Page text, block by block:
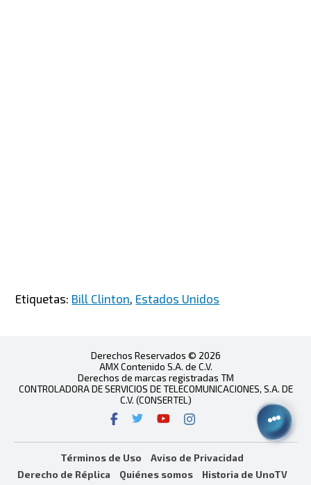
Etiquetas: Bill Clinton, Estados Unidos
Derechos Reservados © 2026
AMX Contenido S.A. de C.V.
Derechos de marcas registradas TM
CONTROLADORA DE SERVICIOS DE TELECOMUNICACIONES, S.A. DE
C.V. (CONSERTEL)
Términos de Uso
Aviso de Privacidad
Derecho de Réplica
Quiénes somos
Historia de UnoTV